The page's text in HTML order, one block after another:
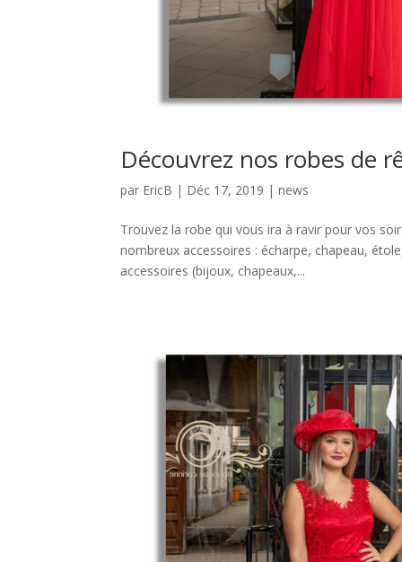
Découvrez nos robes de
par EricB | Déc 17, 2019 |news
Trouvez la robe qui vous ira à ravir pour vos
nombreux accessoires : écharpe, chapeau,
accessoires (bijoux, chapeaux,...